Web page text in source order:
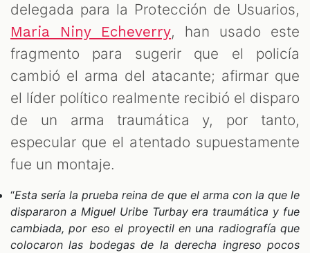
delegada para la Protección de Usuarios,
Maria Niny Echeverry, han usado este
fragmento para sugerir que el policía
cambió el arma del atacante; afirmar que
el líder político realmente recibió el disparo
de un arma traumática y, por tanto,
especular que el atentado supuestamente
fue un montaje.
“Esta sería la prueba reina de que el arma con la que le
dispararon a Miguel Uribe Turbay era traumática y fue
cambiada, por eso el proyectil en una radiografía que
colocaron las bodegas de la derecha ingreso pocos